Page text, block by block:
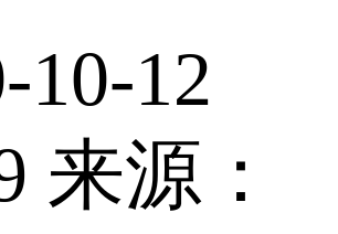
10-12
来源：